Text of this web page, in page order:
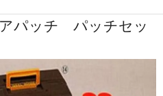
アパッチ パッチセッ